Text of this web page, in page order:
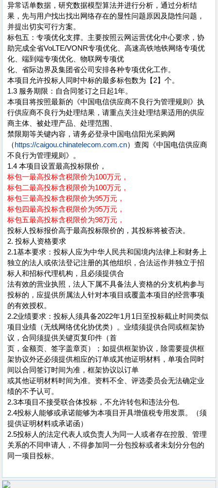
异常话单数据，研究数据模型算法并进行分析，通过分析结
果，先与用户找出找出网络存在的显性问题原因及隐性问题，
并提出切实可行方案。
标包五：专项优化支撑。主要按照云网运营优化中心要求，协
助完成全省VoLTE/VONR专项优化、高速高铁地铁网络专项优
化、端到端专项优化、物联网专项优
化、省际边界及集团省公司安排各种专项优化工作。
本项目允许投标人同时中标的最多标包数为【2】个。
1.3 服务期限：自合同签订之日起1年。
本项目将按照最新的《中国电信供应商不良行为管理规则》执
行供应商不良行为处理结果，请重点关注处理结果适用的供应
商主体、被处理产品、处理范围、
禁限期等关键内容，请务必登录中国电信阳光采购网
（ https://caigou.chinatelecom.com.cn）查阅《中国电信供应商
不良行为管理规则》。
1.4 本项目设置最高投标限价，
标包一最高投标含税限价为100万元，
标包二最高投标含税限价为100万元，
标包三最高投标含税限价为95万元，
标包四最高投标含税限价为95万元，
标包五最高投标含税限价为98万元，
投标人投标报价高于最高投标限价的，其投标将被否决。
2. 投标人资格要求
2.1基本要求：投标人应为中华人民共和国境内法律上和财务上
独立的法人或依法登记注册的其他组织，合法运作并独立于招
标人和招标代理机构，且必须提供合
法有效的营业执照，法人下属不具备法人资格的分支机构参与
投标的，应提供所属法人针对本项目或覆盖本项目的经营事项
的有效授权。
2.2业绩要求：投标人须具备2022年1月1日至投标截止时间类似
项目业绩（无线网络优化协优类）。业绩须提供合同或框架协
议，合同须提供关键页复印件（首
页，金额页、签字盖章页）；如提供框架协议，除需要提供框
架协议外还必须提供相应的订单或其他证明材料，单项合同时
间以合同签订时间为准，框架协议以订单
或其他证明材料时间为准。资料不全、评选委员会无法确定业
绩的不予认可。
2.3本项目不接受联合体投标，不允许转包和违法分包.
2.4投标人能够或承诺能够为本项目开具增值税专用发票。（须
提供证明材料或承诺函）
2.5投标人的法定代表人或负责人为同一人或者存在控股、管理
关系的不同申请人，不得参加同一分包投标或者未划分分包的
同一项目投标。